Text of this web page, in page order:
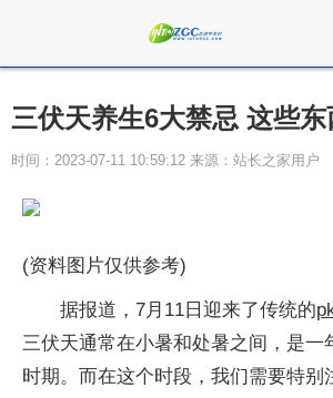
三伏天养生6大禁忌 这些
时间：2023-07-11 10:59:12 来源：站长之家用户
(资料图片仅供参考)
据报道，7月11日迎来了传统的
三伏天通常在小暑和处暑之间，是一
时期。而在这个时段，我们需要特别